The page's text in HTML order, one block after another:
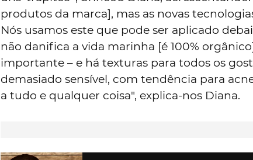
produtos da marca], mas as novas
Nós usamos este que pode ser aplicado
não danifica a vida marinha [é 100%
importante – e há texturas para todos os
demasiado sensível, com tendência para
a tudo e qualquer coisa", explica-nos Diana.